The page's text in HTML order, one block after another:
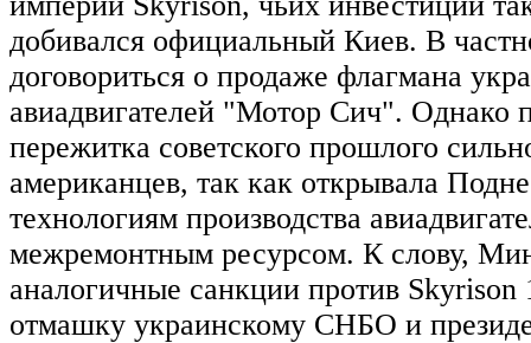
добивался официальный Киев. В
договориться о продаже флагмана
авиадвигателей "Мотор Сич". Однако
пережитка советского прошлого
американцев, так как открывала
технологиям производства
межремонтным ресурсом. К слову,
аналогичные санкции против Skyrison
отмашку украинскому СНБО и